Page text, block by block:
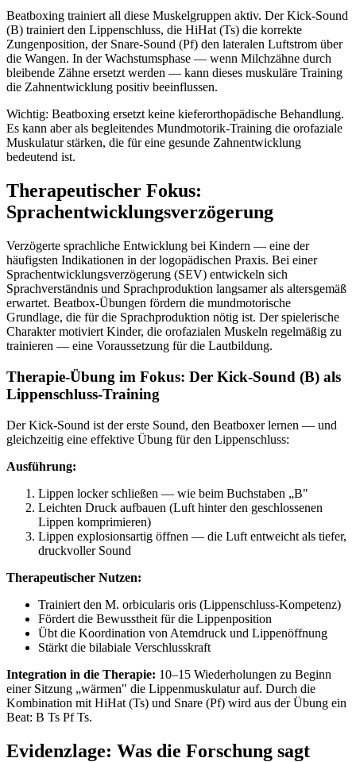
Beatboxing trainiert all diese Muskelgruppen aktiv. Der Kick-Sound
(B) trainiert den Lippenschluss, die HiHat (Ts) die korrekte
Zungenposition, der Snare-Sound (Pf) den lateralen Luftstrom über
die Wangen. In der Wachstumsphase — wenn Milchzähne durch
bleibende Zähne ersetzt werden — kann dieses muskuläre Training
die Zahnentwicklung positiv beeinflussen.
Wichtig: Beatboxing ersetzt keine kieferorthopädische Behandlung.
Es kann aber als begleitendes Mundmotorik-Training die orofaziale
Muskulatur stärken, die für eine gesunde Zahnentwicklung
bedeutend ist.
Therapeutischer Fokus:
Sprachentwicklungsverzögerung
Verzögerte sprachliche Entwicklung bei Kindern — eine der
häufigsten Indikationen in der logopädischen Praxis. Bei einer
Sprachentwicklungsverzögerung (SEV) entwickeln sich
Sprachverständnis und Sprachproduktion langsamer als altersgemäß
erwartet. Beatbox-Übungen fördern die mundmotorische
Grundlage, die für die Sprachproduktion nötig ist. Der spielerische
Charakter motiviert Kinder, die orofazialen Muskeln regelmäßig zu
trainieren — eine Voraussetzung für die Lautbildung.
Therapie-Übung im Fokus: Der Kick-Sound (B) als
Lippenschluss-Training
Der Kick-Sound ist der erste Sound, den Beatboxer lernen — und
gleichzeitig eine effektive Übung für den Lippenschluss:
Ausführung:
Lippen locker schließen — wie beim Buchstaben „B"
Leichten Druck aufbauen (Luft hinter den geschlossenen
Lippen komprimieren)
Lippen explosionsartig öffnen — die Luft entweicht als tiefer,
druckvoller Sound
Therapeutischer Nutzen:
Trainiert den M. orbicularis oris (Lippenschluss-Kompetenz)
Fördert die Bewusstheit für die Lippenposition
Übt die Koordination von Atemdruck und Lippenöffnung
Stärkt die bilabiale Verschlusskraft
Integration in die Therapie: 10–15 Wiederholungen zu Beginn
einer Sitzung „wärmen" die Lippenmuskulatur auf. Durch die
Kombination mit HiHat (Ts) und Snare (Pf) wird aus der Übung ein
Beat: B Ts Pf Ts.
Evidenzlage: Was die Forschung sagt